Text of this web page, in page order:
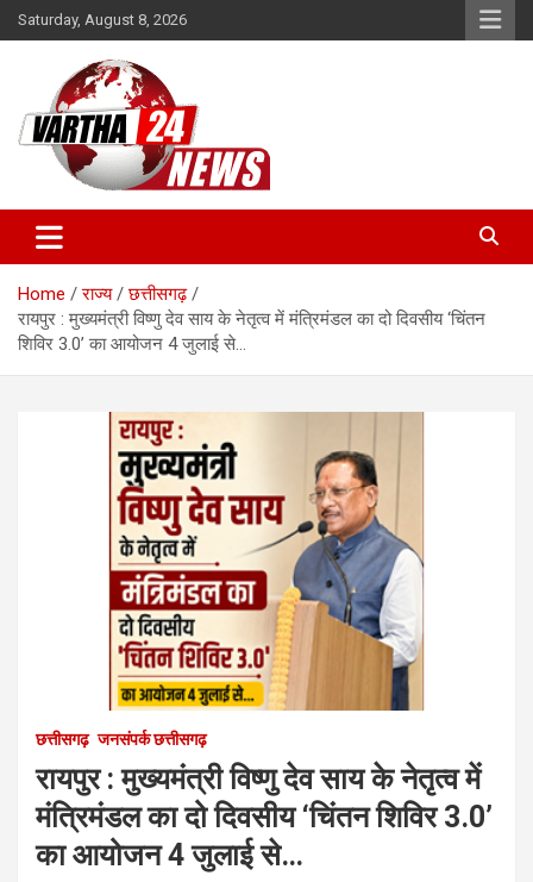
Skip
to
Saturday, August 8, 2026
Vartha 24
Home राज्य
छत्तीसगढ़
रायपुर : मुख्यमंत्री विष्णु देव साय के नेतृत्व में मंत्रिमंडल का दो दिवसीय ‘चिंतन
शिविर 3.0’ का आयोजन 4 जुलाई से…
छत्तीसगढ़ जनसंपर्क छत्तीसगढ़
रायपुर : मुख्यमंत्री विष्णु देव साय के नेतृत्व में
मंत्रिमंडल का दो दिवसीय ‘चिंतन शिविर 3.0’
का आयोजन 4 जुलाई से…